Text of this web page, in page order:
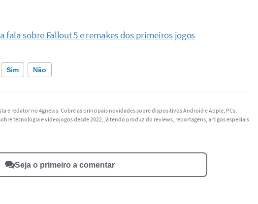
fala sobre Fallout 5 e remakes dos primeiros jogos
Sim Não
incorreta
que procuro
e redator no 4gnews. Cobre as principais novidades sobre dispositivos Android e Apple, PCs,
tecnologia e videojogos desde 2022, já tendo produzido reviews, reportagens, artigos especiais
Seja o primeiro a comentar